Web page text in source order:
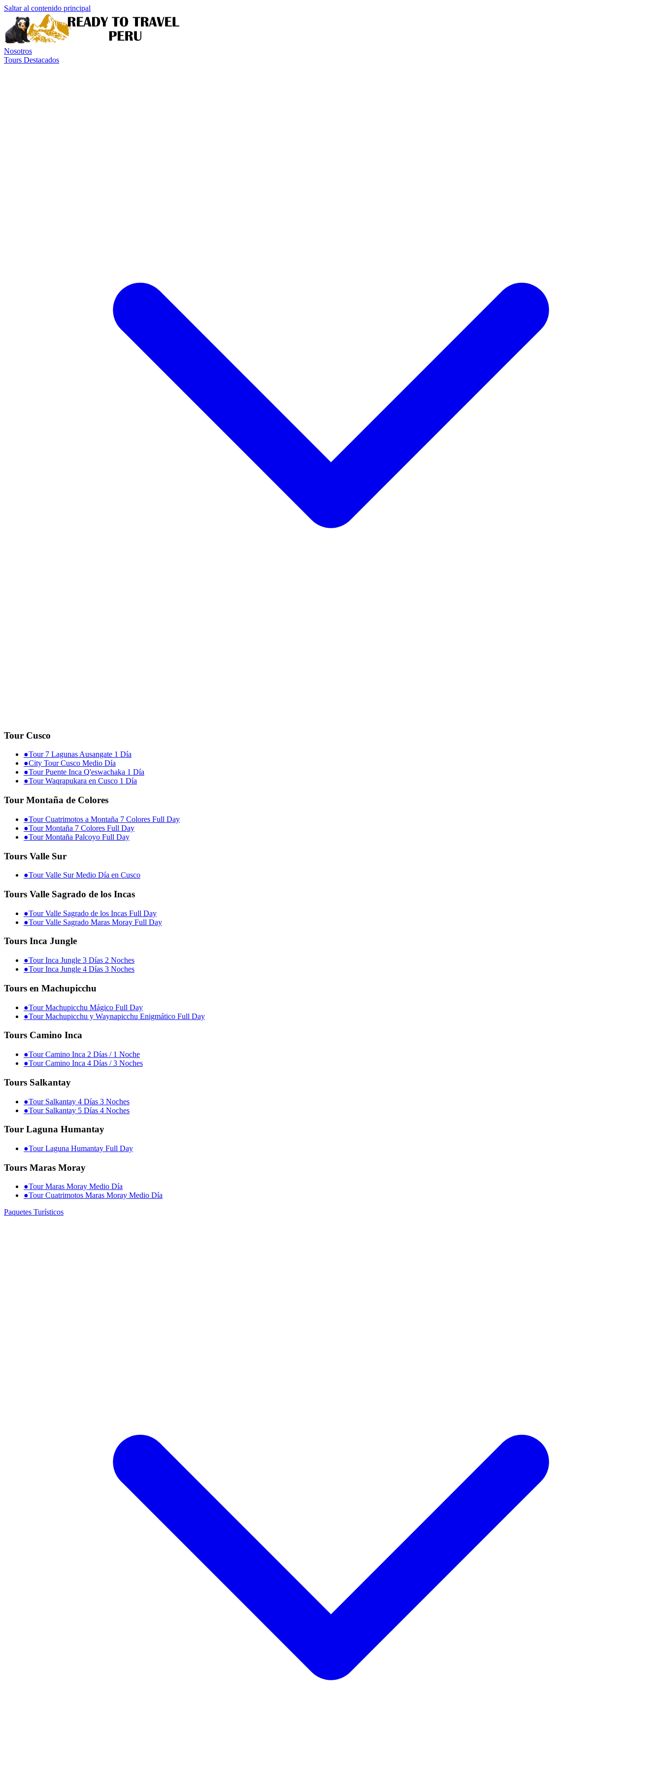
Saltar al contenido principal
Nosotros
Tours Destacados
Tour Cusco
●Tour 7 Lagunas Ausangate 1 Día
●City Tour Cusco Medio Día
●Tour Puente Inca Q'eswachaka 1 Día
●Tour Waqrapukara en Cusco 1 Día
Tour Montaña de Colores
●Tour Cuatrimotos a Montaña 7 Colores Full Day
●Tour Montaña 7 Colores Full Day
●Tour Montaña Palcoyo Full Day
Tours Valle Sur
●Tour Valle Sur Medio Día en Cusco
Tours Valle Sagrado de los Incas
●Tour Valle Sagrado de los Incas Full Day
●Tour Valle Sagrado Maras Moray Full Day
Tours Inca Jungle
●Tour Inca Jungle 3 Días 2 Noches
●Tour Inca Jungle 4 Días 3 Noches
Tours en Machupicchu
●Tour Machupicchu Mágico Full Day
●Tour Machupicchu y Waynapicchu Enigmático Full Day
Tours Camino Inca
●Tour Camino Inca 2 Días / 1 Noche
●Tour Camino Inca 4 Días / 3 Noches
Tours Salkantay
●Tour Salkantay 4 Días 3 Noches
●Tour Salkantay 5 Días 4 Noches
Tour Laguna Humantay
●Tour Laguna Humantay Full Day
Tours Maras Moray
●Tour Maras Moray Medio Día
●Tour Cuatrimotos Maras Moray Medio Día
Paquetes Turísticos